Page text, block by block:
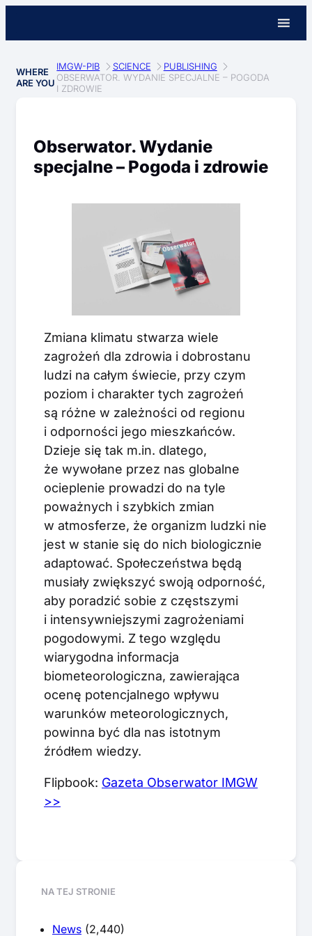
WHERE
ARE YOU
IMGW-PIB SCIENCE
PUBLISHING
OBSERWATOR. WYDANIE SPECJALNE – POGODA
I ZDROWIE
Obserwator. Wydanie
specjalne – Pogoda i zdrowie
Zmiana klimatu stwarza wiele
zagrożeń dla zdrowia i dobrostanu
ludzi na całym świecie, przy czym
poziom i charakter tych zagrożeń
są różne w zależności od regionu
i odporności jego mieszkańców.
Dzieje się tak m.in. dlatego,
że wywołane przez nas globalne
ocieplenie prowadzi do na tyle
poważnych i szybkich zmian
w atmosferze, że organizm ludzki nie
jest w stanie się do nich biologicznie
adaptować. Społeczeństwa będą
musiały zwiększyć swoją odporność,
aby poradzić sobie z częstszymi
i intensywniejszymi zagrożeniami
pogodowymi. Z tego względu
wiarygodna informacja
biometeorologiczna, zawierająca
ocenę potencjalnego wpływu
warunków meteorologicznych,
powinna być dla nas istotnym
źródłem wiedzy.
Flipbook: Gazeta Obserwator IMGW
>>
NA TEJ STRONIE
News (2,440)